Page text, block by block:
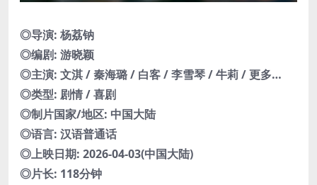
◎导演: 杨荔钠
◎编剧: 游晓颖
◎主演: 文淇 / 秦海璐 / 白客 / 李雪琴 / 牛莉 / 更多…
◎类型: 剧情 / 喜剧
◎制片国家/地区: 中国大陆
◎语言: 汉语普通话
◎上映日期: 2026-04-03(中国大陆)
◎片长: 118分钟